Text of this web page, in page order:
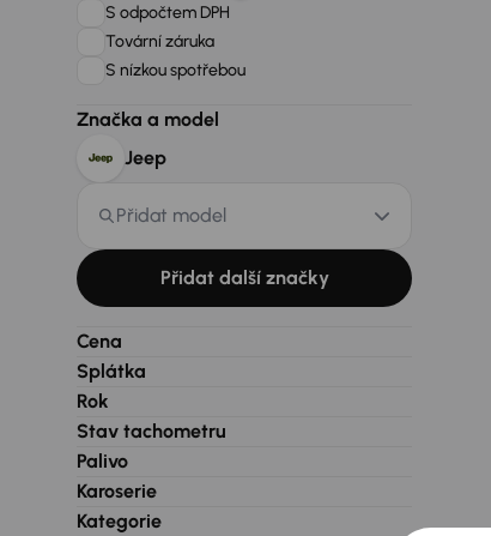
S odpočtem DPH
Tovární záruka
S nízkou spotřebou
Značka a model
Jeep
Přidat model
Přidat další značky
Cena
Splátka
Rok
Stav tachometru
Palivo
Karoserie
Kategorie